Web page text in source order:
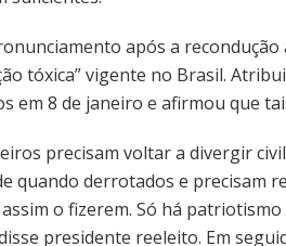
após a
tóxica” vigente no Brasil.
em 8 de janeiro e afirmou que
precisam voltar a divergir
quando derrotados e precisam
o fizerem. Só há
presidente reeleito. Em